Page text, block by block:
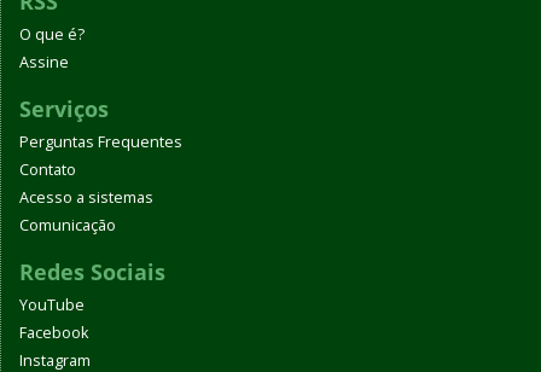
O que é?
Assine
Serviços
Perguntas Frequentes
Contato
Acesso a sistemas
Comunicação
Redes Sociais
YouTube
Facebook
Instagram